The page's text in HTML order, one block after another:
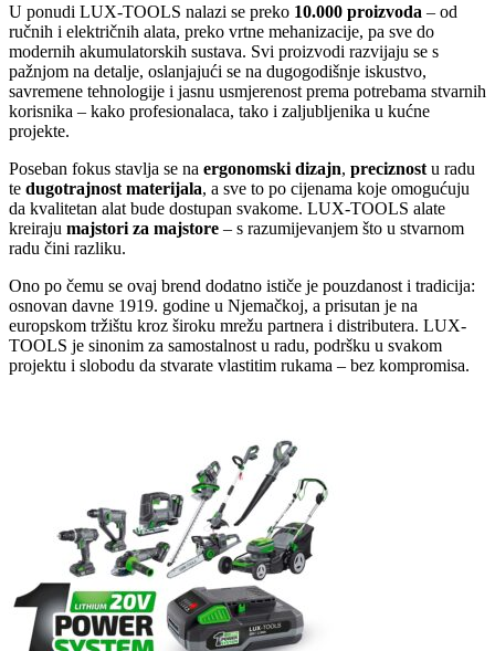
U ponudi LUX-TOOLS nalazi se preko 10.000 proizvoda – od
ručnih i električnih alata, preko vrtne mehanizacije, pa sve do
modernih akumulatorskih sustava. Svi proizvodi razvijaju se s
pažnjom na detalje, oslanjajući se na dugogodišnje iskustvo,
savremene tehnologije i jasnu usmjerenost prema potrebama stvarnih
korisnika – kako profesionalaca, tako i zaljubljenika u kućne
projekte.
Poseban fokus stavlja se na ergonomski dizajn, preciznost u radu
te dugotrajnost materijala, a sve to po cijenama koje omogućuju
da kvalitetan alat bude dostupan svakome. LUX-TOOLS alate
kreiraju majstori za majstore – s razumijevanjem što u stvarnom
radu čini razliku.
Ono po čemu se ovaj brend dodatno ističe je pouzdanost i tradicija:
osnovan davne 1919. godine u Njemačkoj, a prisutan je na
europskom tržištu kroz široku mrežu partnera i distributera. LUX-
TOOLS je sinonim za samostalnost u radu, podršku u svakom
projektu i slobodu da stvarate vlastitim rukama – bez kompromisa.